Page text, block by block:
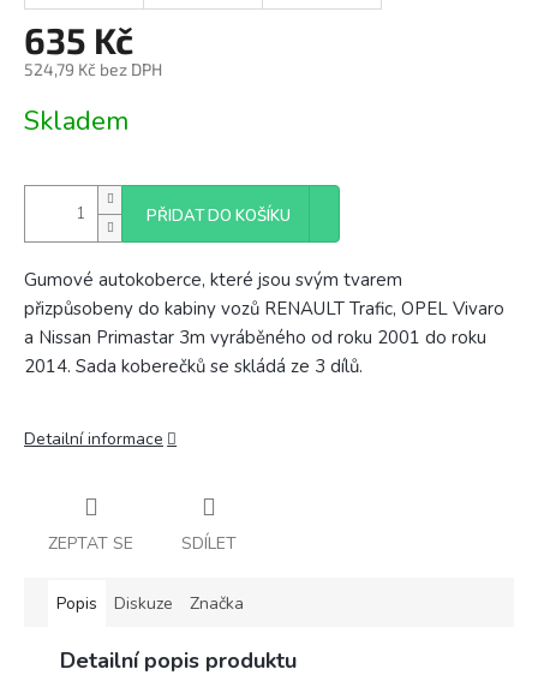
635 Kč
524,79 Kč bez DPH
cena:
Skladem
PŘIDAT DO KOŠÍKU
Gumové autokoberce, které jsou svým tvarem
přizpůsobeny do kabiny vozů RENAULT Trafic, OPEL Vivaro
a Nissan Primastar 3m vyráběného od roku 2001 do roku
2014. Sada koberečků se skládá ze 3 dílů.
Detailní informace
ZEPTAT SE SDÍLET
Popis Diskuze Značka
Detailní popis produktu